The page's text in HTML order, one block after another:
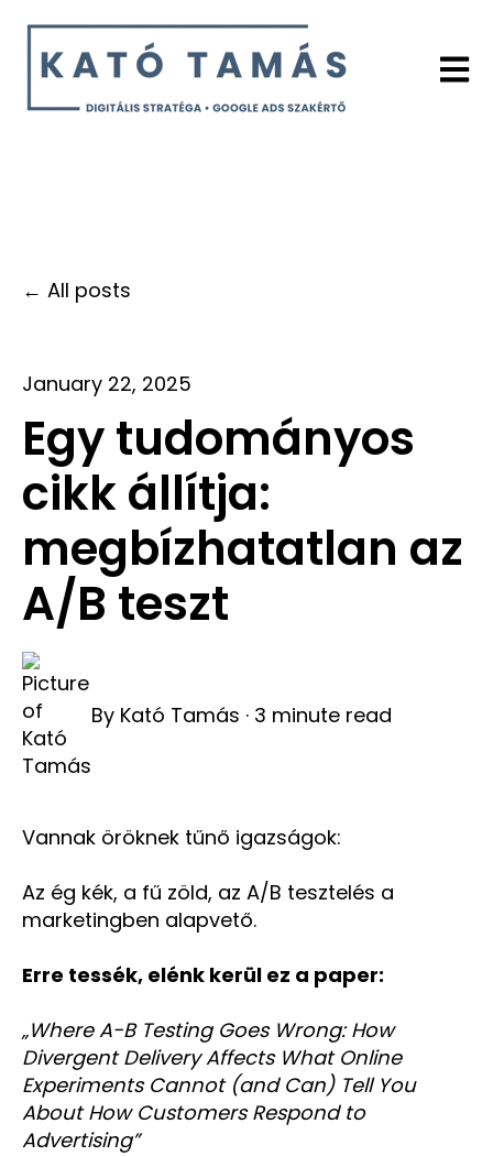
All posts
January 22, 2025
Egy tudományos
cikk állítja:
megbízhatatlan az
A/B teszt
By Kató Tamás · 3 minute read
Vannak öröknek tűnő igazságok:
Az ég kék, a fű zöld, az A/B tesztelés a
marketingben alapvető.
Erre tessék, elénk kerül ez a paper:
„Where A-B Testing Goes Wrong: How
Divergent Delivery Affects What Online
Experiments Cannot (and Can) Tell You
About How Customers Respond to
Advertising”